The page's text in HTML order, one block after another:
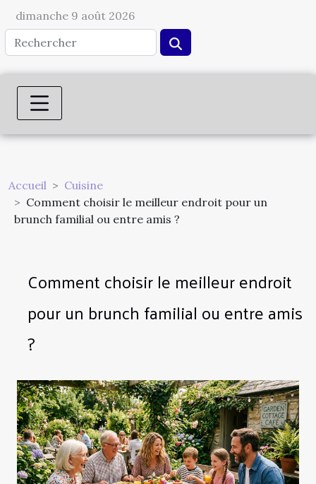
dimanche 9 août 2026
Accueil
Cuisine
Comment choisir le meilleur endroit pour un
brunch familial ou entre amis ?
Comment choisir le meilleur endroit
pour un brunch familial ou entre amis
?